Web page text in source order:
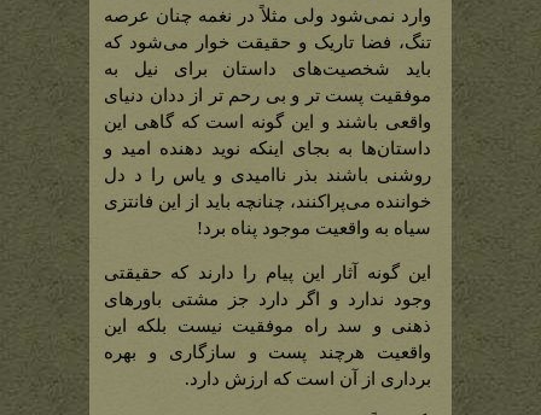
وارد نمی‌شود ولی مثلاً در نغمه چنان عرصه
تنگ، فضا تاریک و حقیقت خوار می‌شود که
باید شخصیت‌های داستان برای نیل به
موفقیت پست تر و بی رحم تر از ددان دنیای
واقعی باشند و این گونه است که گاهی این
داستان‌ها به بجای اینکه نوید دهنده امید و
روشنی باشند بذر ناامیدی و یاس را د دل
خواننده می‌پراکنند، چنانچه باید از این فانتزی
سیاه به واقعیت موجود پناه برد!
این گونه آثار این پیام را دارند که حقیقتی
وجود ندارد و اگر دارد جز مشتی باورهای
ذهنی و سد راه موفقیت نیست بلکه این
واقعیت هرچند پست و سازگاری و بهره
برداری از آن است که ارزش دارد.